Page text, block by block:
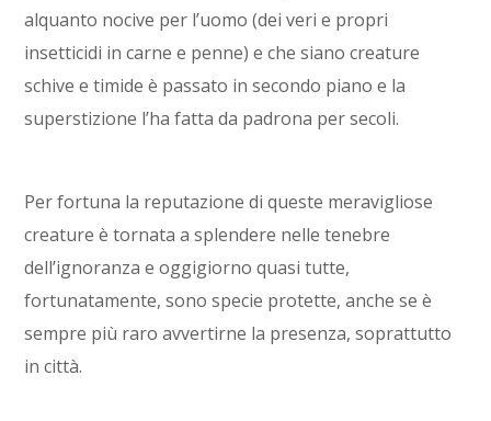
alquanto nocive per l’uomo (dei veri e propri
insetticidi in carne e penne) e che siano creature
schive e timide è passato in secondo piano e la
superstizione l’ha fatta da padrona per secoli.
Per fortuna la reputazione di queste meravigliose
creature è tornata a splendere nelle tenebre
dell’ignoranza e oggigiorno quasi tutte,
fortunatamente, sono specie protette, anche se è
sempre più raro avvertirne la presenza, soprattutto
in città.